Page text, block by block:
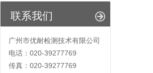
联系我们
广州市优耐检测技术有限公司
电话：020-39277769
传真：020-39277769